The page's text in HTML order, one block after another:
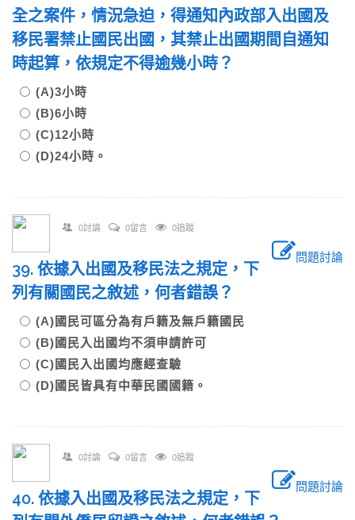
全之案件，情況急迫，得通知內政部入出國及
移民署禁止國民出國，其禁止出國期間自通知
時起算，依規定不得逾幾小時？
(A)3小時
(B)6小時
(C)12小時
(D)24小時。
0討論 0留言 0追蹤
問題討論
39. 依據入出國及移民法之規定，下
列有關國民之敘述，何者錯誤？
(A)國民可區分為有戶籍及無戶籍國民
(B)國民入出國均不須申請許可
(C)國民入出國均應經查驗
(D)國民皆具有中華民國國籍。
0討論 0留言 0追蹤
問題討論
40. 依據入出國及移民法之規定，下